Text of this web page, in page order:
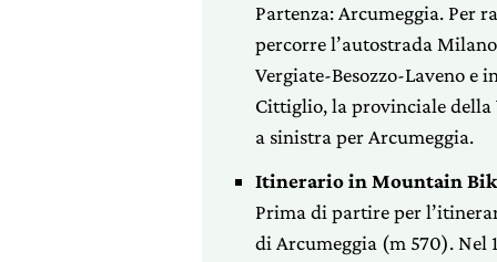
Partenza: Arcumeggia. Per
percorre l’autostrada
Vergiate-Besozzo-Laveno e
Cittiglio, la provinciale della
a sinistra per Arcumeggia.
Itinerario in Mountain
Prima di partire per
di Arcumeggia (m 570). Nel